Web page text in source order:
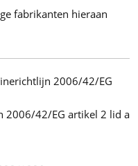
fabrikanten hieraan
2006/42/EG
2006/42/EG artikel 2 lid a